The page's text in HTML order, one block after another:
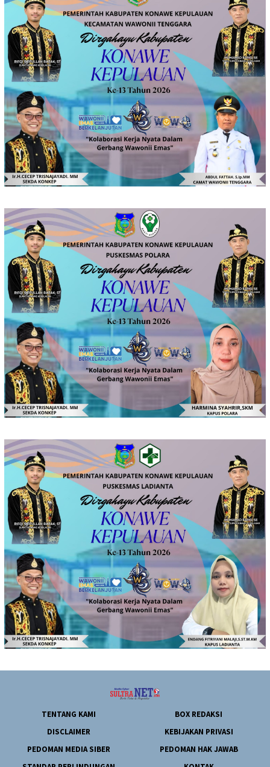
TENTANG KAMI
BOX REDAKSI
DISCLAIMER
KEBIJAKAN PRIVASI
PEDOMAN MEDIA SIBER
PEDOMAN HAK JAWAB